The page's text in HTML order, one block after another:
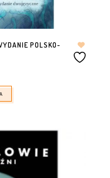
POLSKO-